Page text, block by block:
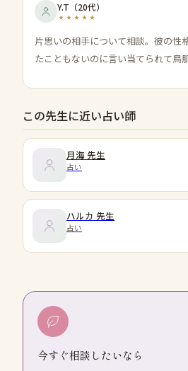
Y.T （20代）
片思いの相手について相談。彼の性
たこともないのに言い当てられて鳥
この先生に近い占い師
月海 先生
占い
ハルカ 先生
占い
今すぐ相談したいなら